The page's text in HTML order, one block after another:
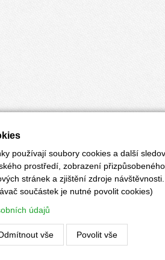
používají soubory cookies a další
prostředí, zobrazení
stránek a zjištění zdroje návštěvnosti.
součástek je nutné povolit cookies)
údajů
vše Povolit vše